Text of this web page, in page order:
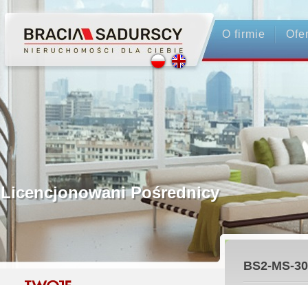
O firmie
Profesjonalne Pośrednictwo
Bezpieczeństwo Transakcji -
Licencjonowani Pośrednicy
Gwarancja Zwrotu Zadatku
Gratis - Przedwstępna Umowa
BS2-MS-